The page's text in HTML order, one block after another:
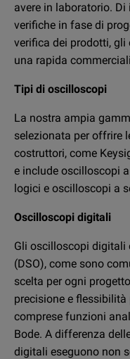
Se utilizzate un
strumento calcola
dispone della
una lettura affidabile.
In un oscilloscopio
innanzitutto il tempo
display e contare il
un'onda. Quindi, si
moltiplicando il
tempo/la divisione.
precisione la
Perché scegliere un
Gli strumenti di test
costosi ed è difficile
budget limitato.
conveniente e cioè
Selezioniamo e
avere in laboratorio.
verifiche in fase di
verifica dei prodotti,
una rapida
Tipi di oscilloscopi
La nostra ampia
selezionata per offrire
costruttori, come
e include oscilloscopi
logici e oscilloscopi a
Oscilloscopi digitali
Gli oscilloscopi
(DSO), come sono
scelta per ogni
precisione e
comprese funzioni
Bode. A differenza
digitali eseguono non